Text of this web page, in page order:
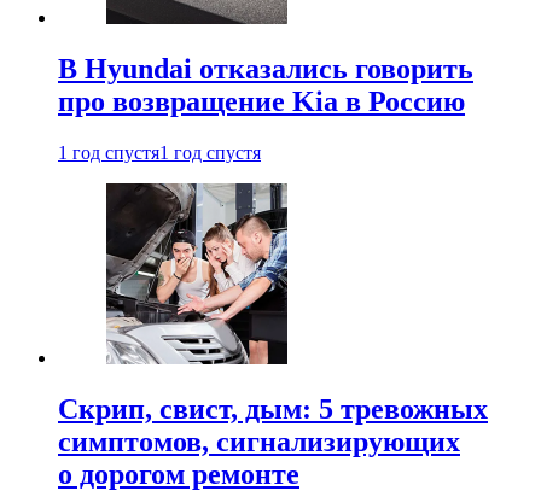
В Hyundai отказались говорить
про возвращение Kia в Россию
1 год спустя1 год спустя
Скрип, свист, дым: 5 тревожных
симптомов, сигнализирующих
о дорогом ремонте